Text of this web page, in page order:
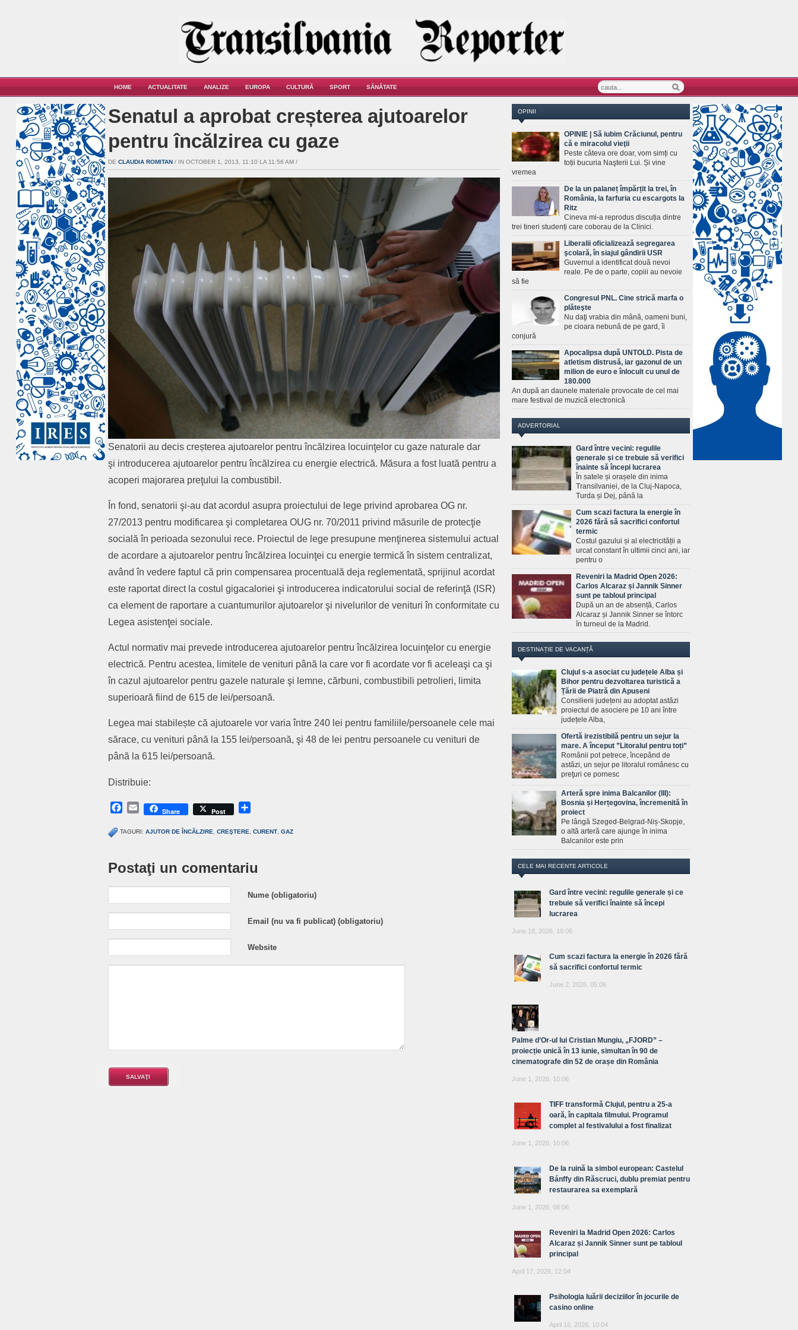
HOME ACTUALITATE ANALIZE EUROPA CULTURĂ SPORT SĂNĂTATE
Senatul a aprobat creșterea ajutoarelor
pentru încălzirea cu gaze
DE CLAUDIA ROMITAN / IN OCTOBER 1, 2013, 11:10 LA 11:56 AM /
Senatorii au decis creșterea ajutoarelor pentru încălzirea locuinţelor cu gaze naturale dar
şi introducerea ajutoarelor pentru încălzirea cu energie electrică. Măsura a fost luată pentru a
acoperi majorarea preţului la combustibil.
În fond, senatorii şi-au dat acordul asupra proiectului de lege privind aprobarea OG nr.
27/2013 pentru modificarea şi completarea OUG nr. 70/2011 privind măsurile de protecţie
socială în perioada sezonului rece. Proiectul de lege presupune menţinerea sistemului actual
de acordare a ajutoarelor pentru încălzirea locuinţei cu energie termică în sistem centralizat,
având în vedere faptul că prin compensarea procentuală deja reglementată, sprijinul acordat
este raportat direct la costul gigacaloriei şi introducerea indicatorului social de referinţă (ISR)
ca element de raportare a cuantumurilor ajutoarelor şi nivelurilor de venituri în conformitate cu
Legea asistenţei sociale.
Actul normativ mai prevede introducerea ajutoarelor pentru încălzirea locuinţelor cu energie
electrică. Pentru acestea, limitele de venituri până la care vor fi acordate vor fi aceleaşi ca şi
în cazul ajutoarelor pentru gazele naturale şi lemne, cărbuni, combustibili petrolieri, limita
superioară fiind de 615 de lei/persoană.
Legea mai stabilește că ajutoarele vor varia între 240 lei pentru familiile/persoanele cele mai
sărace, cu venituri până la 155 lei/persoană, şi 48 de lei pentru persoanele cu venituri de
până la 615 lei/persoană.
Distribuie:
Facebook
EmailShare Post
TAGURI: AJUTOR DE ÎNCĂLZIRE CREŞTERE CURENT GAZ
Postaţi un comentariu
Nume (obligatoriu)
Email (nu va fi publicat) (obligatoriu)
Website
OPINII
OPINIE | Să iubim Crăciunul, pentru
că e miracolul vieţii
Peste câteva ore doar, vom simți cu
toții bucuria Naşterii Lui. Și vine
vremea
De la un palaneț împărțit la trei, în
România, la farfuria cu escargots la
Ritz
Cineva mi-a reprodus discuția dintre
trei tineri studenți care coborau de la Clinici.
Liberalii oficializează segregarea
şcolară, în siajul gândirii USR
Guvernul a identificat două nevoi
reale. Pe de o parte, copiii au nevoie
să fie
Congresul PNL. Cine strică marfa o
plăteşte
Nu daţi vrabia din mână, oameni buni,
pe cioara nebună de pe gard, îi
conjură
Apocalipsa după UNTOLD. Pista de
atletism distrusă, iar gazonul de un
milion de euro e înlocuit cu unul de
180.000
An după an daunele materiale provocate de cel mai
mare festival de muzică electronică
ADVERTORIAL
Gard între vecini: regulile
generale și ce trebuie să verifici
înainte să începi lucrarea
În satele și orașele din inima
Transilvaniei, de la Cluj-Napoca,
Turda și Dej, până la
Cum scazi factura la energie în
2026 fără să sacrifici confortul
termic
Costul gazului și al electricității a
urcat constant în ultimii cinci ani, iar
pentru o
Reveniri la Madrid Open 2026:
Carlos Alcaraz și Jannik Sinner
sunt pe tabloul principal
După un an de absență, Carlos
Alcaraz și Jannik Sinner se întorc
în turneul de la Madrid.
DESTINAȚIE DE VACANȚĂ
Clujul s-a asociat cu județele Alba și
Bihor pentru dezvoltarea turistică a
Țării de Piatră din Apuseni
Consilierii județeni au adoptat astăzi
proiectul de asociere pe 10 ani între
județele Alba,
Ofertă irezistibilă pentru un sejur la
mare. A început ”Litoralul pentru toți”
Românii pot petrece, începând de
astăzi, un sejur pe litoralul românesc cu
preţuri ce pornesc
Arteră spre inima Balcanilor (III):
Bosnia și Herțegovina, încremenită în
proiect
Pe lângă Szeged-Belgrad-Niș-Skopje,
o altă arteră care ajunge în inima
Balcanilor este prin
CELE MAI RECENTE ARTICOLE
Gard între vecini: regulile generale și ce
trebuie să verifici înainte să începi
lucrarea
June 18, 2026, 10:06
Cum scazi factura la energie în 2026 fără
să sacrifici confortul termic
June 2, 2026, 05:06
Palme d’Or-ul lui Cristian Mungiu, „FJORD” –
proiecție unică în 13 iunie, simultan în 90 de
cinematografe din 52 de orașe din România
June 1, 2026, 10:06
TIFF transformă Clujul, pentru a 25-a
oară, în capitala filmului. Programul
complet al festivalului a fost finalizat
June 1, 2026, 10:06
De la ruină la simbol european: Castelul
Bánffy din Răscruci, dublu premiat pentru
restaurarea sa exemplară
June 1, 2026, 08:06
Reveniri la Madrid Open 2026: Carlos
Alcaraz și Jannik Sinner sunt pe tabloul
principal
April 17, 2026, 12:04
Psihologia luării deciziilor în jocurile de
casino online
April 16, 2026, 10:04